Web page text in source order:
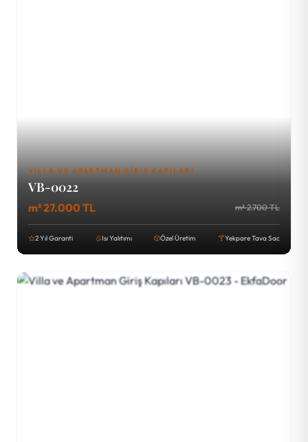
VILLA VE APARTMAN GIRIŞ KAPILARI
VB-0022
m² 27.000 TL m² 2.700 TL
2 Yıl Garanti Isı Yalıtımı Özel Üretim Yekpare Tava Sac